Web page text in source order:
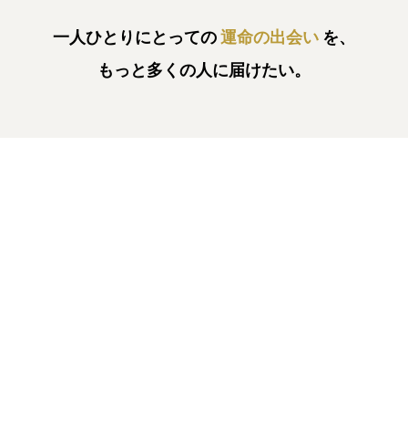
一人ひとりにとっての運命の出会い を、
もっと多くの人に届けたい。